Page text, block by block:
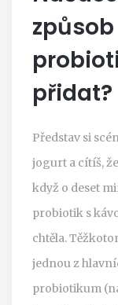
přidat?
Představ si
jogurt a cítíš,
když o deset
probiotik s
chtěla.
jednou z
probiotikum